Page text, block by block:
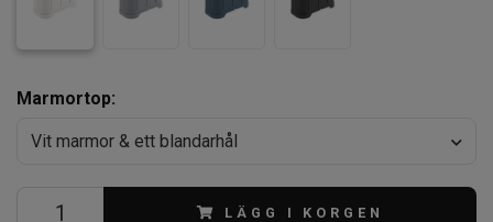
Marmortop:
Vit marmor & ett blandarhål
LÄGG I KORGEN